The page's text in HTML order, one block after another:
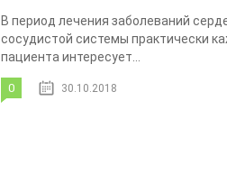
В период лечения заболеваний
сосудистой системы практически
пациента интересует...
0 30.10.2018